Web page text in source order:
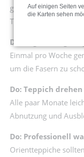
gepflegt. Mit diesen
Teppich lange schön
Do: Regelmäßig
Einmal pro Woche
um die Fasern zu
Do: Teppich drehen
Alle paar Monate
Abnutzung und
Do: Professionell
Orientteppiche
Auf einigen Seiten
die Karten sehen